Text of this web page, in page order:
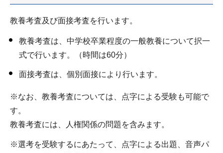
教養考査及び面接考査を行います。
教養考査は、中学校卒業程度の一般教養について択一
式で行います。（時間は60分）
面接考査は、個別面接により行います。
※なお、教養考査については、点字による受験も可能で
す。
教養考査には、人権関係の問題を含みます。
※選考を受験するにあたって、点字による出題、音声パ